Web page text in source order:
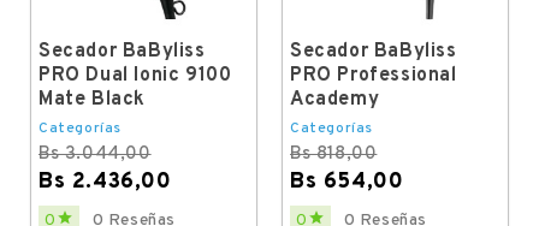
Secador BaByliss
PRO Dual Ionic 9100
Mate Black
Categorías
Bs 3.044,00
Bs 2.436,00
Regular
Price
0  0 Reseñas
Secador BaByliss
PRO Professional
Academy
Categorías
Bs 818,00
Bs 654,00
Regular
Price
0  0 Reseñas